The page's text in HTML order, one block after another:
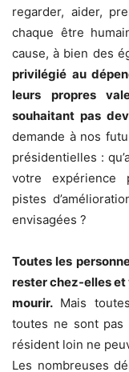
regarder, aider,
chaque être
cause, à bien des
privilégié au
leurs propres
souhaitant pas
demande à nos
présidentielles :
votre expérience
pistes
envisagées ?
Toutes les
rester chez-elles et
mourir. Mais
toutes ne sont
résident loin ne
Les nombreuses